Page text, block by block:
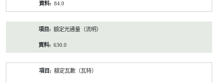
84.0
額定光通量（流明）
630.0
額定瓦數（瓦特）